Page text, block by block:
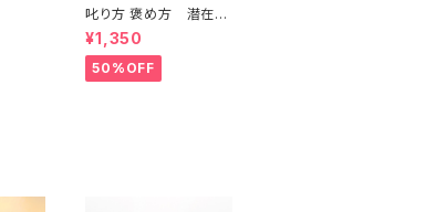
叱り方 褒め方 潜在意
識教育法叢書
¥1,350
50%OFF